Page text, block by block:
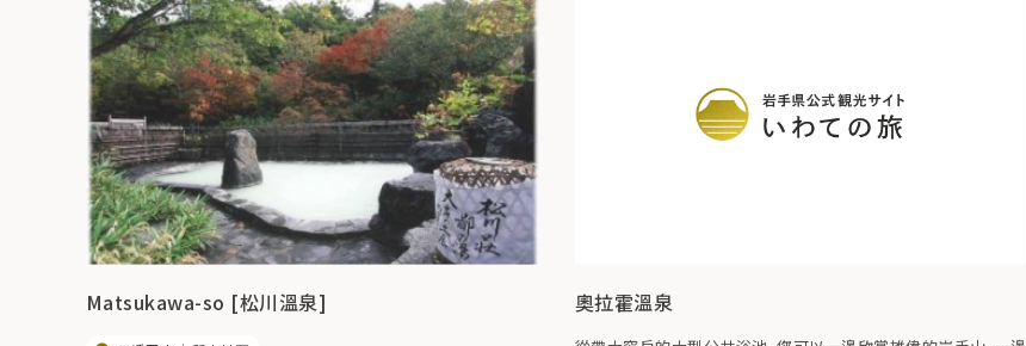
Matsukawa-so [松川溫泉] 奧拉霍溫泉